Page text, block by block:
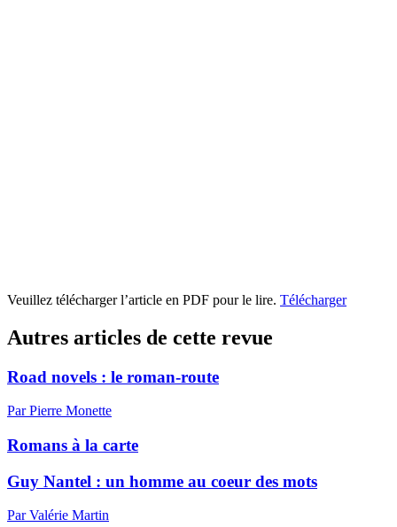
Veuillez télécharger l’article en PDF pour le lire. Télécharger
Autres articles de cette revue
Road novels : le roman-route
Par Pierre Monette
Romans à la carte
Guy Nantel : un homme au coeur des mots
Par Valérie Martin